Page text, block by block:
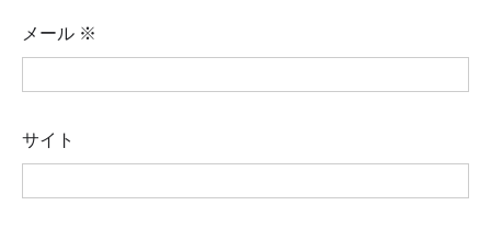
メール ※
サイト